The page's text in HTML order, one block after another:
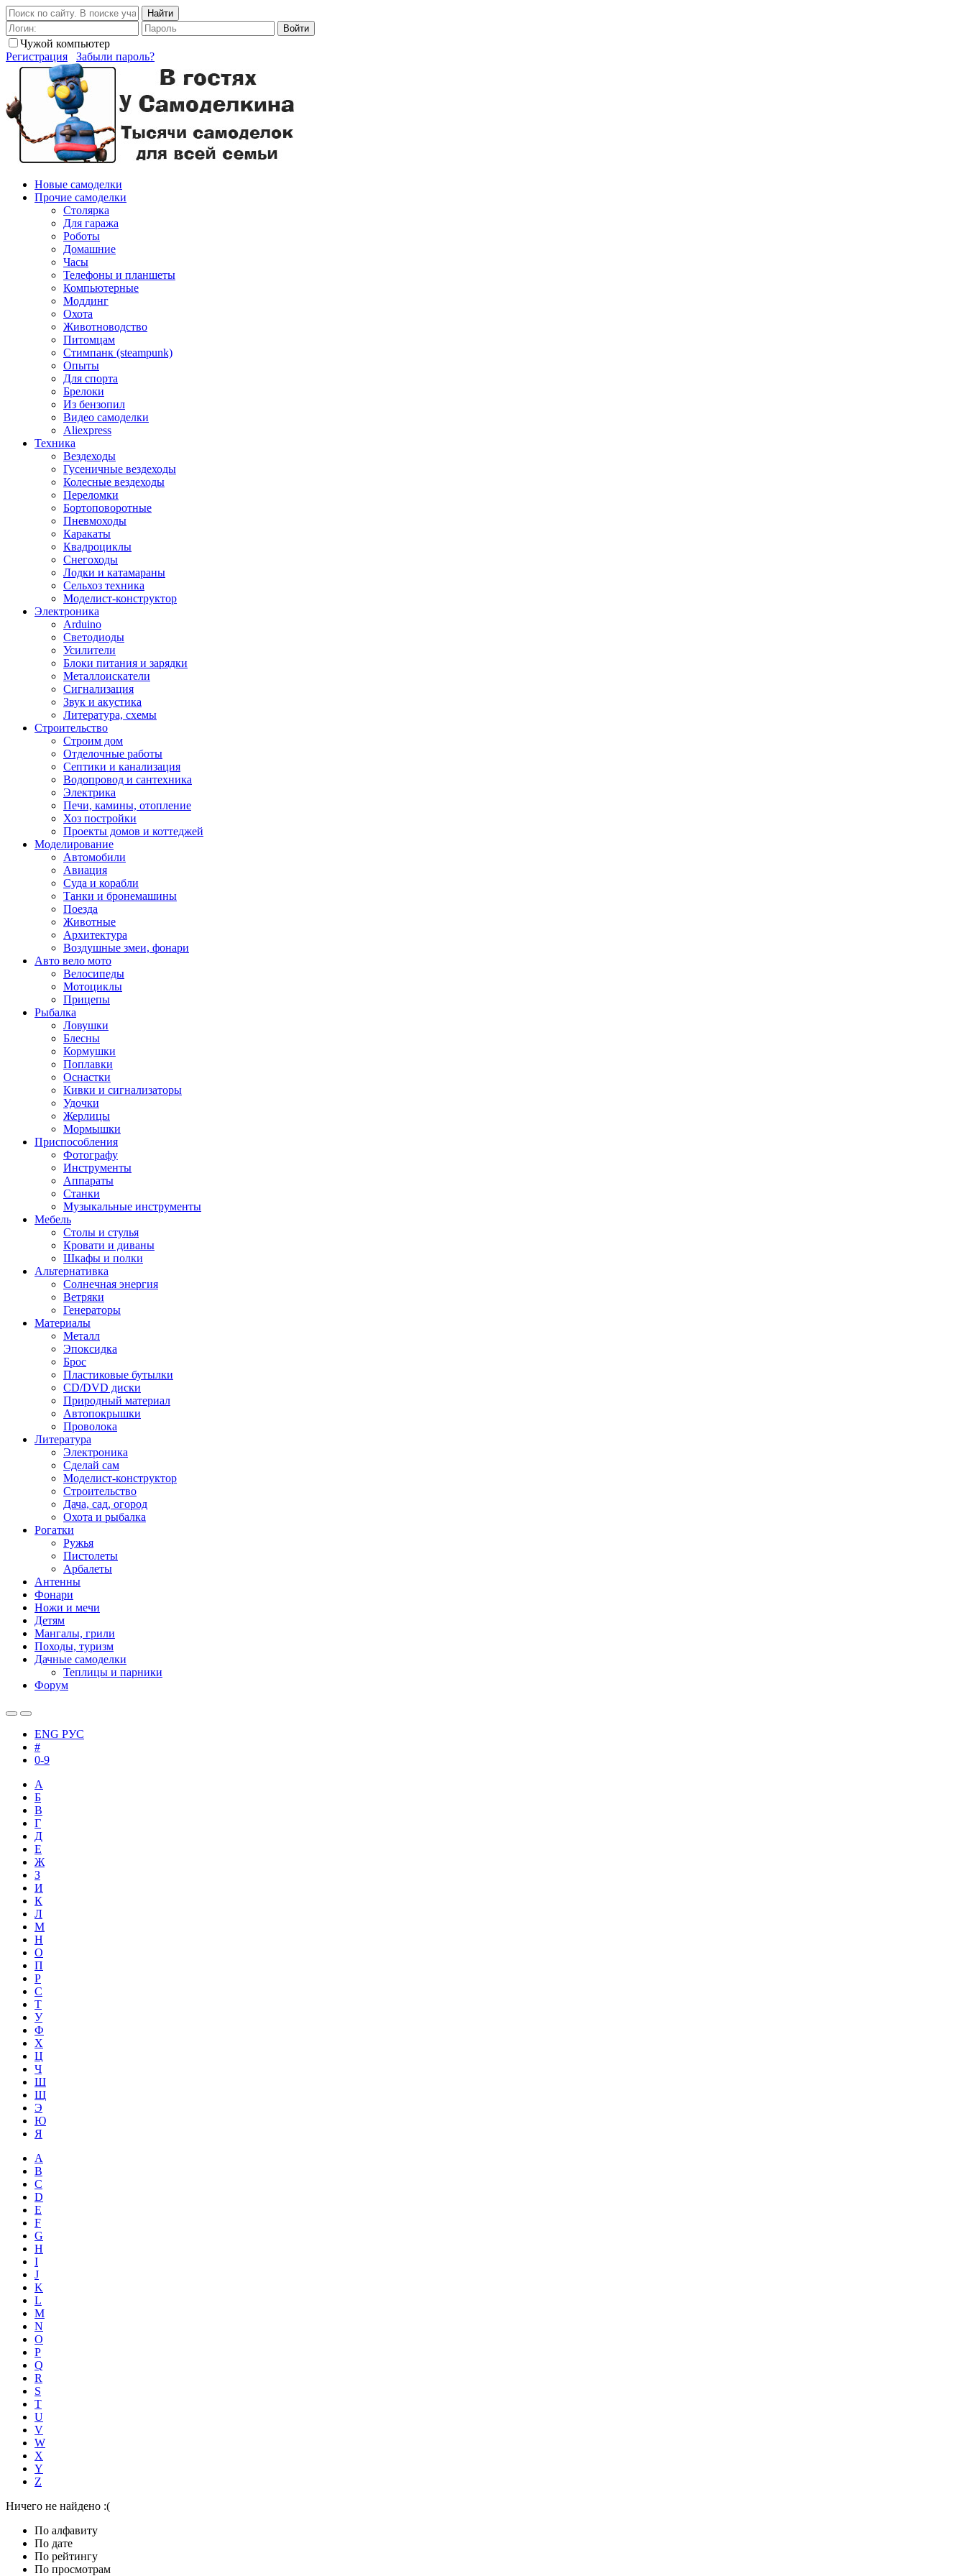
Найти
Войти
Чужой компьютер
Регистрация
Забыли пароль?
Новые самоделки
Прочие самоделки
Столярка
Для гаража
Роботы
Домашние
Часы
Телефоны и планшеты
Компьютерные
Моддинг
Охота
Животноводство
Питомцам
Стимпанк (steampunk)
Опыты
Для спорта
Брелоки
Из бензопил
Видео самоделки
Aliexpress
Техника
Вездеходы
Гусеничные вездеходы
Колесные вездеходы
Переломки
Бортоповоротные
Пневмоходы
Каракаты
Квадроциклы
Снегоходы
Лодки и катамараны
Сельхоз техника
Моделист-конструктор
Электроника
Arduino
Светодиоды
Усилители
Блоки питания и зарядки
Металлоискатели
Сигнализация
Звук и акустика
Литература, схемы
Строительство
Строим дом
Отделочные работы
Септики и канализация
Водопровод и сантехника
Электрика
Печи, камины, отопление
Хоз постройки
Проекты домов и коттеджей
Моделирование
Автомобили
Авиация
Суда и корабли
Танки и бронемашины
Поезда
Животные
Архитектура
Воздушные змеи, фонари
Авто вело мото
Велосипеды
Мотоциклы
Прицепы
Рыбалка
Ловушки
Блесны
Кормушки
Поплавки
Оснастки
Кивки и сигнализаторы
Удочки
Жерлицы
Мормышки
Приспособления
Фотографу
Инструменты
Аппараты
Станки
Музыкальные инструменты
Мебель
Столы и стулья
Кровати и диваны
Шкафы и полки
Альтернативка
Солнечная энергия
Ветряки
Генераторы
Материалы
Металл
Эпоксидка
Брос
Пластиковые бутылки
CD/DVD диски
Природный материал
Автопокрышки
Проволока
Литература
Электроника
Сделай сам
Моделист-конструктор
Строительство
Дача, сад, огород
Охота и рыбалка
Рогатки
Ружья
Пистолеты
Арбалеты
Антенны
Фонари
Ножи и мечи
Детям
Мангалы, грили
Походы, туризм
Дачные самоделки
Теплицы и парники
Форум
ENG РУС
#
0-9
А
Б
В
Г
Д
Е
Ж
З
И
К
Л
М
Н
О
П
Р
С
Т
У
Ф
Х
Ц
Ч
Ш
Щ
Э
Ю
Я
A
B
C
D
E
F
G
H
I
J
K
L
M
N
O
P
Q
R
S
T
U
V
W
X
Y
Z
Ничего не найдено :(
По алфавиту
По дате
По рейтингу
По просмотрам